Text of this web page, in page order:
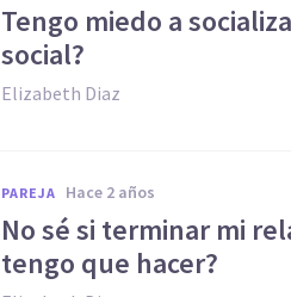
Tengo miedo a
social?
Elizabeth Diaz
PAREJA hace 2 años
No sé si terminar mi
tengo que hacer?